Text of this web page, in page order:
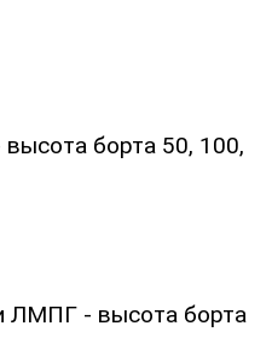
борта 50, 100,
ЛМПГ - высота борта